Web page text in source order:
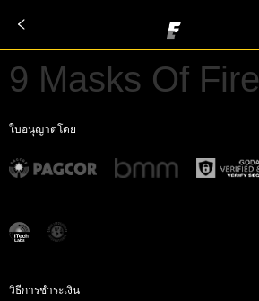
9 Masks Of Fire
ใบอนุญาตโดย
วิธีการชำระเงิน